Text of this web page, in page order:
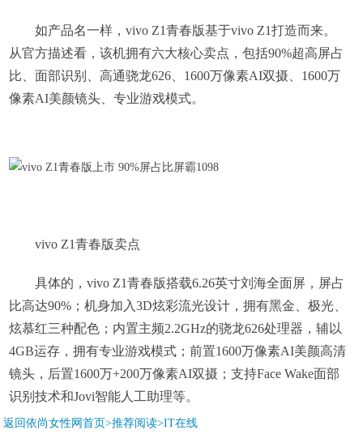
如产品名一样，vivo Z1青春版基于vivo Z1打造而来。
从官方描述看，该机拥有六大核心卖点，包括90%超高屏占
比、面部识别、高通骁龙626、1600万像素AI双摄、1600万
像素AI美颜镜头、专业游戏模式。
vivo Z1青春版卖点
具体的，vivo Z1青春版搭载6.26英寸刘海全面屏，屏占
比高达90%；机身加入3D炫彩流光设计，拥有黑金、极光、
炫慕红三种配色；内置主频2.2GHz的骁龙626处理器，辅以
4GB运存，拥有专业游戏模式；前置1600万像素AI美颜高清
镜头，后置1600万+200万像素AI双摄；支持Face Wake面部
识别技术和Jovi智能人工助理等。
返回依尚女性网首页>推荐阅读>IT在线